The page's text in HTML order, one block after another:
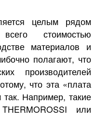
целым рядом
стоимостью
материалов и
полагают, что
производителей
что эта «плата
Например, такие
или